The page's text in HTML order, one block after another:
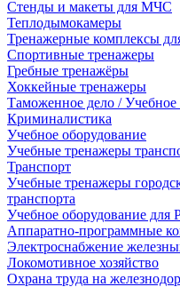
Стенды и макеты для МЧС
Теплодымокамеры
Тренажерные комплексы
Спортивные тренажеры
Гребные тренажёры
Хоккейные тренажеры
Таможенное дело /
Криминалистика
Учебное оборудование
Учебные тренажеры
Транспорт
Учебные тренажеры
транспорта
Учебное оборудование для
Аппаратно-программные
Электроснабжение
Локомотивное хозяйство
Охрана труда на